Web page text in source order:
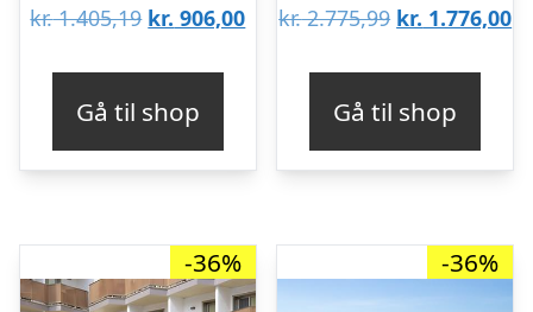
kr.1.405,19 Den
var:
kr. 1.405,19.
kr. 906,00Den
kr. 906,00.
Gå til shop
kr.2.775,99 Den
var:
kr. 2.775,99.
kr. 1.776,00
Gå til shop
-36% -36%